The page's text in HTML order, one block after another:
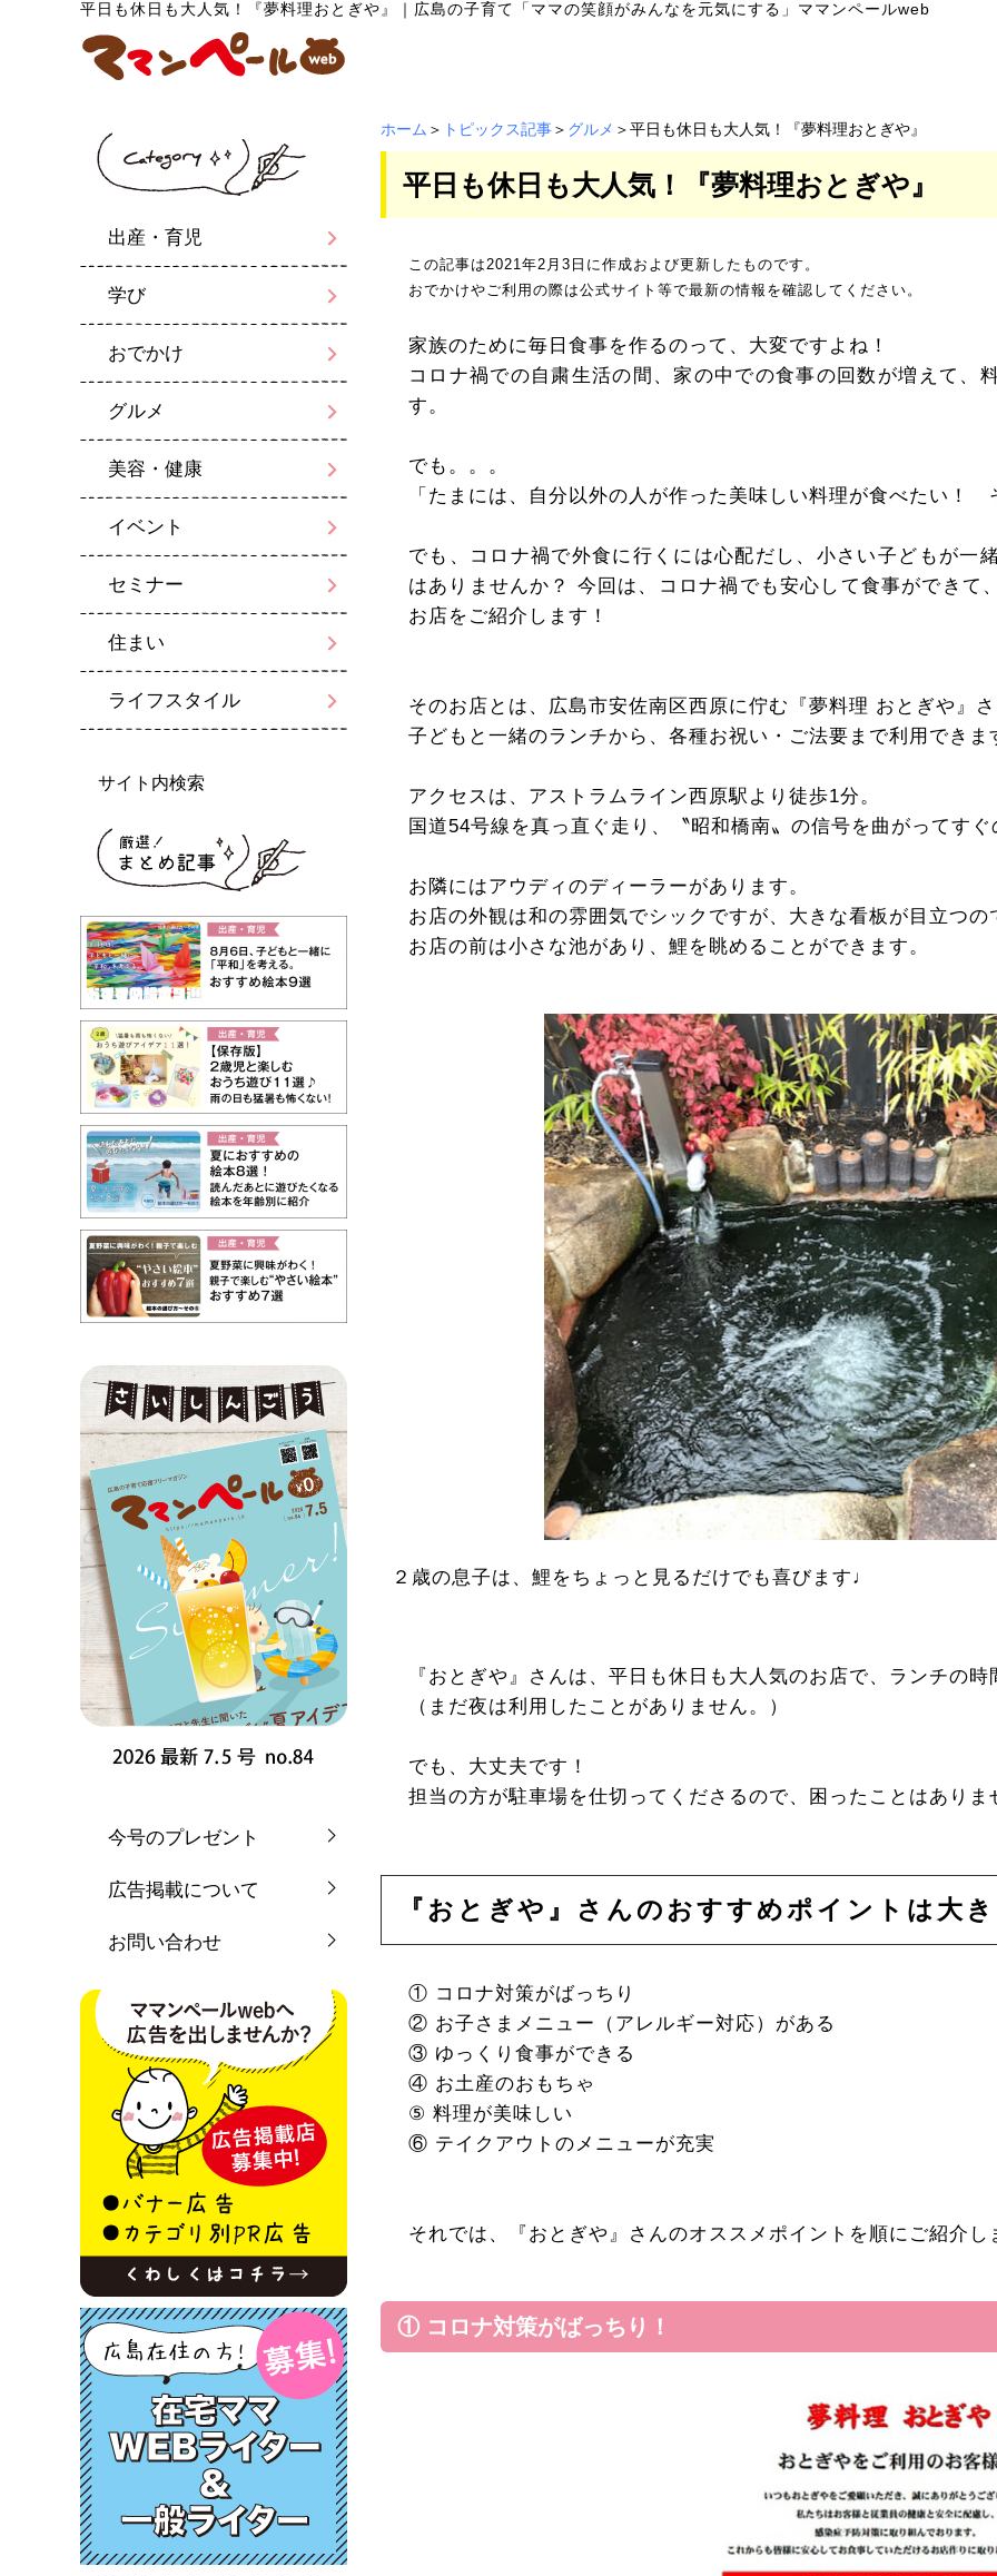
平日も休日も大人気！『夢料理おとぎや』 ｜ 広島の子育て「ママの笑顔がみんなを元気にする」ママンペールweb
ホーム ＞ トピックス記事＞ グルメ ＞平日も休日も大人気！『夢料理おとぎや』
平日も休日も大人気！『夢料理おとぎや』
この記事は2021年2月3日に作成および更新したものです。
おでかけやご利用の際は公式サイト等で最新の情報を確認してください。
家族のために毎日食事を作るのって、大変ですよね！
コロナ禍での自粛生活の間、家の中での食事の回数が増えて、
す。
でも。。。
「たまには、自分以外の人が作った美味しい料理が食べたい！
でも、コロナ禍で外食に行くには心配だし、小さい子どもが一
はありませんか？ 今回は、コロナ禍でも安心して食事ができて
お店をご紹介します！
そのお店とは、広島市安佐南区西原に佇む『夢料理 おとぎや』
子どもと一緒のランチから、各種お祝い・ご法要まで利用できま
アクセスは、アストラムライン西原駅より徒歩1分。
国道54号線を真っ直ぐ走り、〝昭和橋南〟の信号を曲がってす
お隣にはアウディのディーラーがあります。
お店の外観は和の雰囲気でシックですが、大きな看板が目立つの
お店の前は小さな池があり、鯉を眺めることができます。
２歳の息子は、鯉をちょっと見るだけでも喜びます♩
『おとぎや』さんは、平日も休日も大人気のお店で、ランチの
（まだ夜は利用したことがありません。）
でも、大丈夫です！
担当の方が駐車場を仕切ってくださるので、困ったことはありま
『おとぎや』さんのおすすめポイントは大
① コロナ対策がばっちり
② お子さまメニュー（アレルギー対応）がある
③ ゆっくり食事ができる
④ お土産のおもちゃ
⑤ 料理が美味しい
⑥ テイクアウトのメニューが充実
それでは、『おとぎや』さんのオススメポイントを順にご紹介し
① コロナ対策がばっちり！
出産・育児
学び
おでかけ
グルメ
美容・健康
イベント
セミナー
住まい
ライフスタイル
サイト内検索
今号のプレゼント
広告掲載について
お問い合わせ